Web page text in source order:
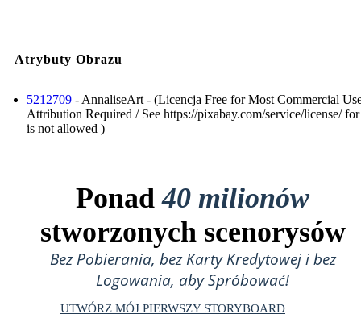
Atrybuty Obrazu
5212709 - AnnaliseArt - (Licencja Free for Most Commercial
Attribution Required / See https://pixabay.com/service/license/
is not allowed )
Ponad40 milionów
stworzonych scenorysów
Bez Pobierania, bez Karty Kredytowej i bez
Logowania, aby Spróbować!
UTWÓRZ MÓJ PIERWSZY STORYBOARD